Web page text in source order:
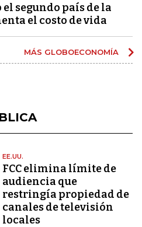
segundo país de la
el costo de vida
MÁS GLOBOECONOMÍA
EE.UU.
FCC elimina límite de
audiencia que
restringía propiedad de
canales de televisión
locales